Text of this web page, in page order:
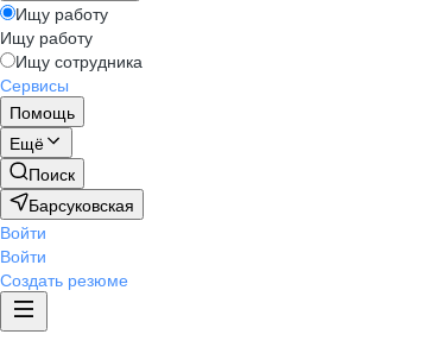
Ищу работу
Ищу работу
Ищу сотрудника
Сервисы
Помощь
Ещё
Поиск
Барсуковская
Войти
Войти
Создать резюме